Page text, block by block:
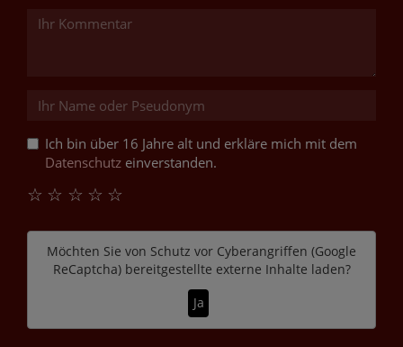
Ich bin über 16 Jahre alt und erkläre mich mit dem
Datenschutz einverstanden.
☆
☆
☆
☆
☆
Möchten Sie von Schutz vor Cyberangriffen (Google
ReCaptcha)bereitgestellte externe Inhalte laden?
Ja